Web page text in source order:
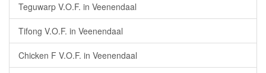
Teguwarp V.O.F. in Veenendaal
Tifong V.O.F. in Veenendaal
Chicken F V.O.F. in Veenendaal